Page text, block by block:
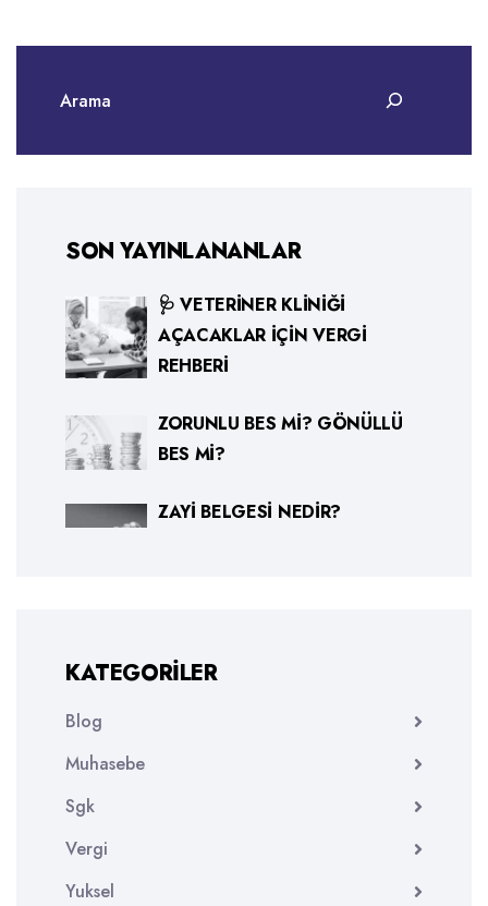
SON YAYINLANANLAR
🩺 VETERINER KLINIĞI
AÇACAKLAR İÇIN VERGI
REHBERI
ZORUNLU BES MI? GÖNÜLLÜ
BES MI?
ZAYI BELGESI NEDIR?
KATEGORILER
Blog
Muhasebe
Sgk
Vergi
Yuksel